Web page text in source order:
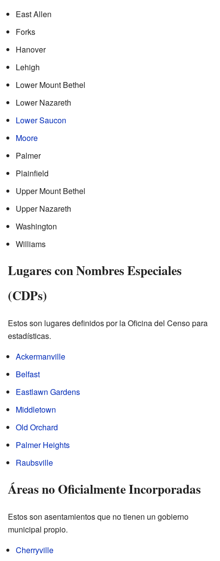
East Allen
Forks
Hanover
Lehigh
Lower Mount Bethel
Lower Nazareth
Lower Saucon
Moore
Palmer
Plainfield
Upper Mount Bethel
Upper Nazareth
Washington
Williams
Lugares con Nombres Especiales
(CDPs)
Estos son lugares definidos por la Oficina del Censo para
estadísticas.
Ackermanville
Belfast
Eastlawn Gardens
Middletown
Old Orchard
Palmer Heights
Raubsville
Áreas no Oficialmente Incorporadas
Estos son asentamientos que no tienen un gobierno
municipal propio.
Cherryville